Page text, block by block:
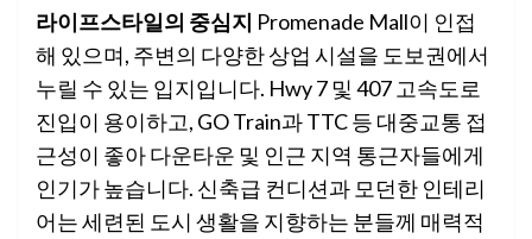
라이프스타일의 중심지 Promenade Mall이 인접
해 있으며, 주변의 다양한 상업 시설을 도보권에서
누릴 수 있는 입지입니다. Hwy 7 및 407 고속도로
진입이 용이하고, GO Train과 TTC 등 대중교통 접
근성이 좋아 다운타운 및 인근 지역 통근자들에게
인기가 높습니다. 신축급 컨디션과 모던한 인테리
어는 세련된 도시 생활을 지향하는 분들께 매력적